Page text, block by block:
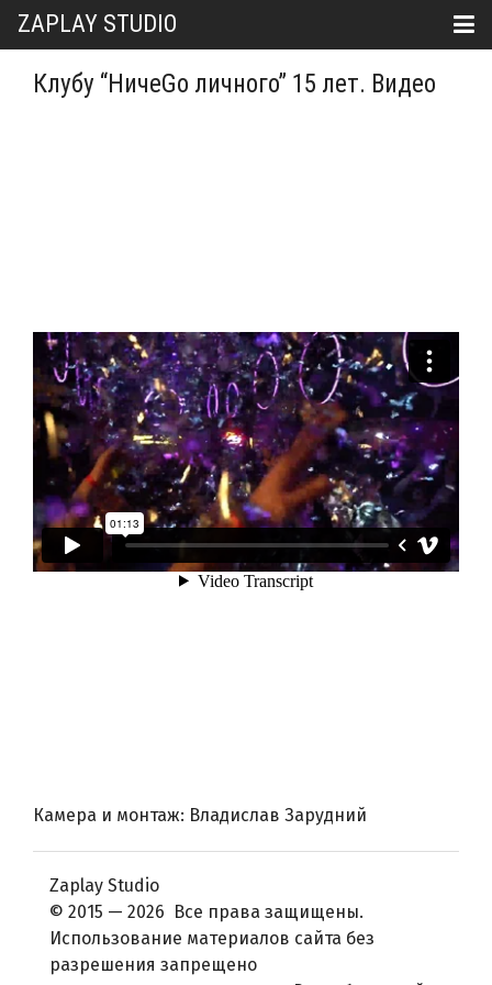
ZAPLAY STUDIO
Клубу “НичеGo личного” 15 лет. Видео
Камера и монтаж: Владислав Зарудний
Zaplay Studio
© 2015 — 2026 Все права защищены.
Использование материалов сайта без
разрешения запрещено